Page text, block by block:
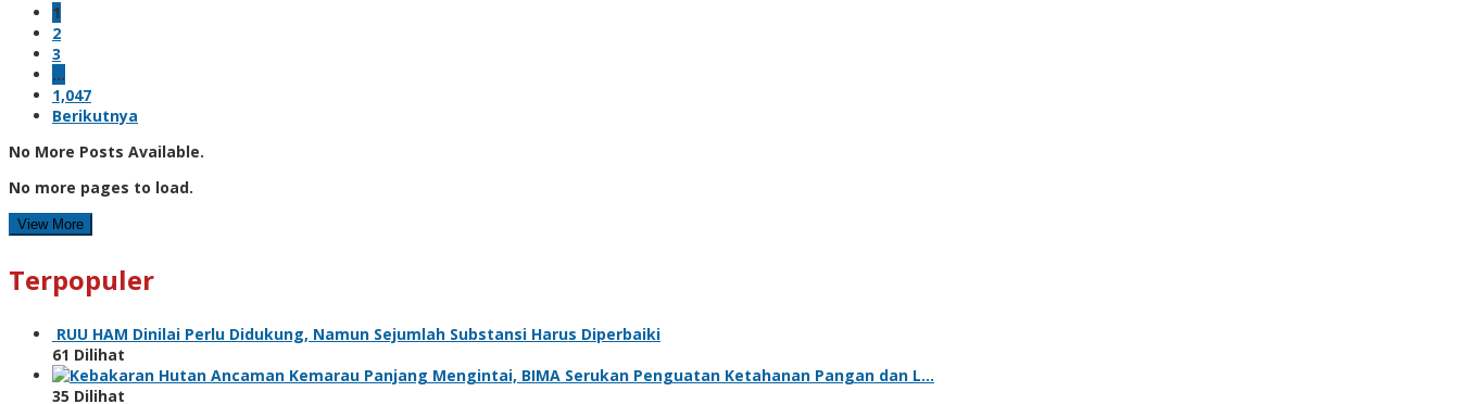
1
2
3
…
1,047
Berikutnya
No More Posts Available.
No more pages to load.
View More
Terpopuler
RUU HAM Dinilai Perlu Didukung, Namun Sejumlah Substansi Harus Diperbaiki
61 Dilihat
Ancaman Kemarau Panjang Mengintai, BIMA Serukan Penguatan Ketahanan Pangan dan L…
35 Dilihat